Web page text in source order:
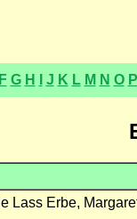
F G H J K L M N O P
Lass Erbe,